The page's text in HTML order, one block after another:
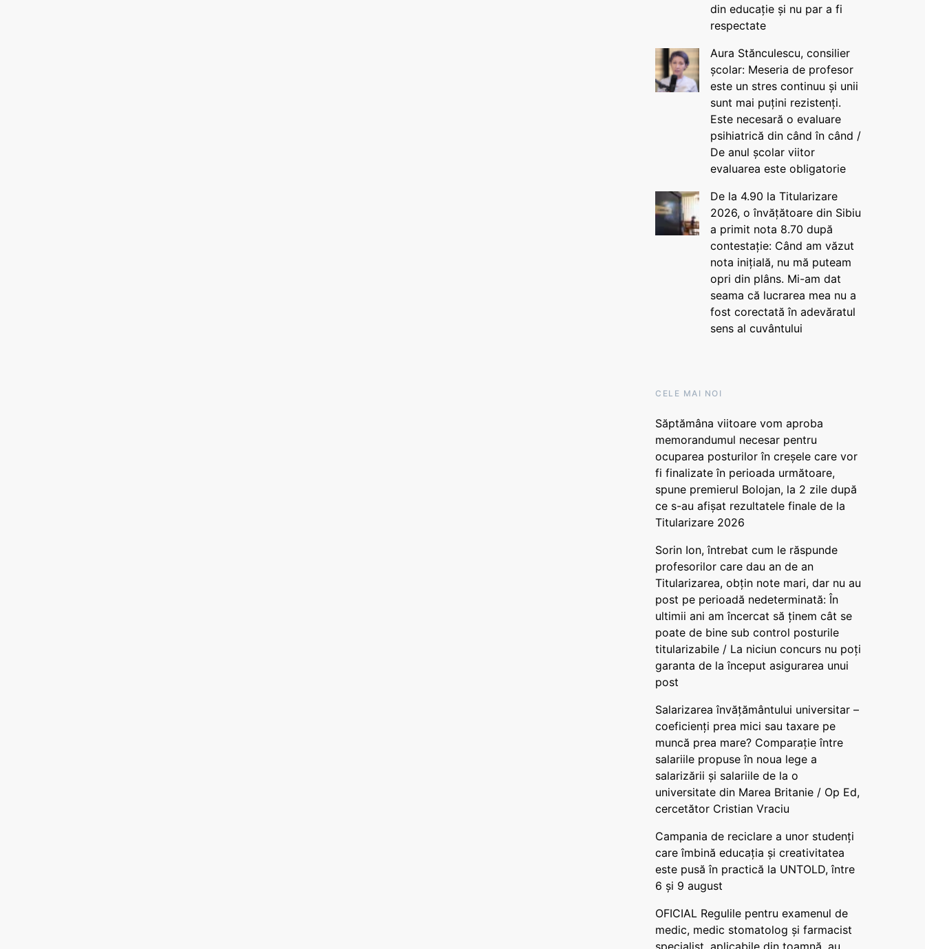
din educație și nu par a fi
respectate
Aura Stănculescu, consilier
școlar: Meseria de profesor
este un stres continuu și unii
sunt mai puțini rezistenți.
Este necesară o evaluare
psihiatrică din când în când /
De anul școlar viitor
evaluarea este obligatorie
De la 4.90 la Titularizare
2026, o învățătoare din Sibiu
a primit nota 8.70 după
contestație: Când am văzut
nota inițială, nu mă puteam
opri din plâns. Mi-am dat
seama că lucrarea mea nu a
fost corectată în adevăratul
sens al cuvântului
CELE MAI NOI
Săptămâna viitoare vom aproba
memorandumul necesar pentru
ocuparea posturilor în creșele care vor
fi finalizate în perioada următoare,
spune premierul Bolojan, la 2 zile după
ce s-au afișat rezultatele finale de la
Titularizare 2026
Sorin Ion, întrebat cum le răspunde
profesorilor care dau an de an
Titularizarea, obțin note mari, dar nu au
post pe perioadă nedeterminată: În
ultimii ani am încercat să ținem cât se
poate de bine sub control posturile
titularizabile / La niciun concurs nu poți
garanta de la început asigurarea unui
post
Salarizarea învățământului universitar –
coeficienți prea mici sau taxare pe
muncă prea mare? Comparație între
salariile propuse în noua lege a
salarizării și salariile de la o
universitate din Marea Britanie / Op Ed,
cercetător Cristian Vraciu
Campania de reciclare a unor studenți
care îmbină educația și creativitatea
este pusă în practică la UNTOLD, între
6 și 9 august
OFICIAL Regulile pentru examenul de
medic, medic stomatolog și farmacist
specialist, aplicabile din toamnă, au